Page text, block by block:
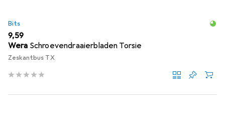
Bits
EUR
9,59
Wera Schroevendraaierbladen Torsie
Zeskantbus TX